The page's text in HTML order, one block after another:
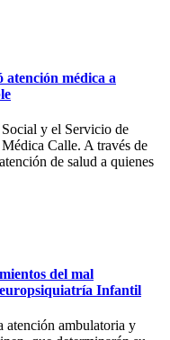
atención médica a
y el Servicio de
Calle. A través de
de salud a quienes
del mal
Infantil
atención ambulatoria y